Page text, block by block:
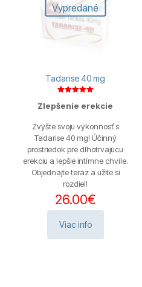
Vypredané
Tadarise 40 mg
5.00
Zlepšenie erekcie
Zvýšte svoju výkonnosť s
Tadarise 40 mg! Účinný
prostriedok pre dlhotrvajúcu
erekciu a lepšie intímne chvíle.
Objednajte teraz a užite si
rozdiel!
26.00€
Viac info